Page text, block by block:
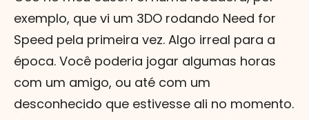
exemplo, que vi um 3DO rodando Need for
Speed pela primeira vez. Algo irreal para a
época. Você poderia jogar algumas horas
com um amigo, ou até com um
desconhecido que estivesse ali no momento.